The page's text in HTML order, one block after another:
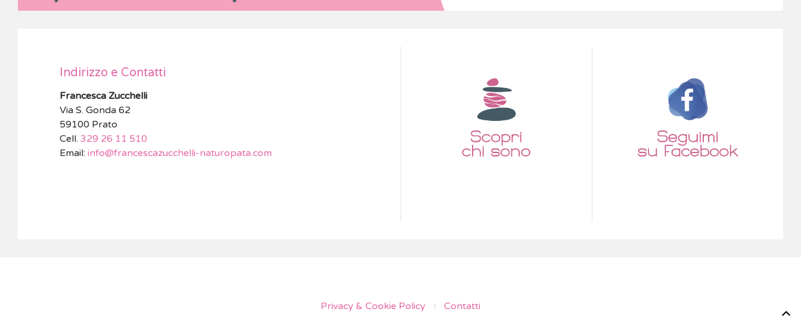
Indirizzo e Contatti
Francesca Zucchelli
Via S. Gonda 62
59100 Prato
Cell. 329 26 11 510
Email: info@francescazucchelli-naturopata.com
Privacy & Cookie Policy Contatti